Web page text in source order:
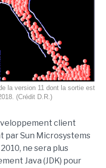
la version 11 dont la sortie est
(Crédit D.R.)
client
par Sun Microsystems
ne sera plus
Java (JDK) pour